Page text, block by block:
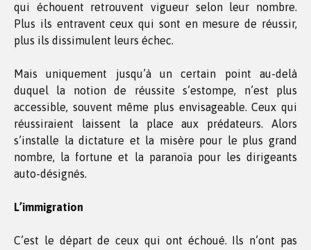
qui échouent retrouvent vigueur selon leur nombre.
Plus ils entravent ceux qui sont en mesure de réussir,
plus ils dissimulent leurs échec.
Mais uniquement jusqu’à un certain point au-delà
duquel la notion de réussite s’estompe, n’est plus
accessible, souvent même plus envisageable. Ceux qui
réussiraient laissent la place aux prédateurs. Alors
s’installe la dictature et la misère pour le plus grand
nombre, la fortune et la paranoïa pour les dirigeants
auto-désignés.
L’immigration
C’est le départ de ceux qui ont échoué. Ils n’ont pas